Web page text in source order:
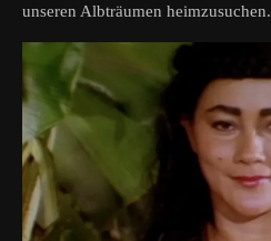
unseren Albträumen heimzusuchen.